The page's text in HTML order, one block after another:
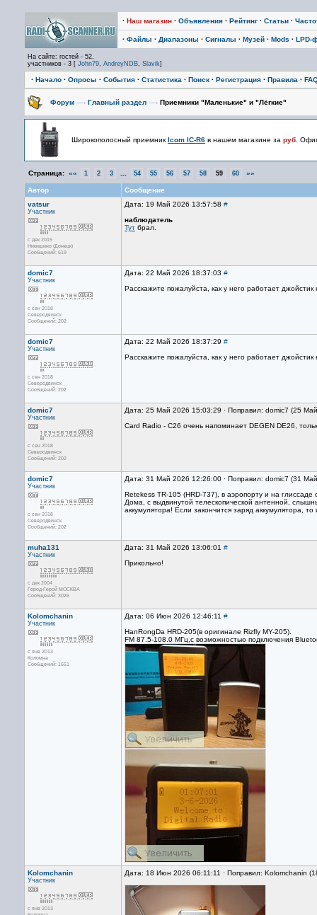
· Наш магазин · Объявления · Рейтинг · Статьи ·
· Файлы · Диапазоны · Сигналы · Музей · Mods · LPD-
На сайте: гостей - 52,
участников - 3 [ John79, AndreyNDB, Slavik]
· Начало · Опросы · События · Статистика · Поиск · Регистрация · Правила ·
Форум —› Главный раздел —› Приемники "Маленькие" и "Лёгкие"
Широкополосный приемник Icom IC-R6 в нашем магазине за руб.
Страница: «« 1 2 3 54 55 56 57 58 59 60 »»
Автор
Сообщение
vatsur
Участник
с дек 2015
Никишино (Донецк)
Сообщений: 619
Дата: 19 Май 2026 13:57:58 #
наблюдатель
Тут брал.
domic7
Участник
с сен 2018
Северодвинск
Сообщений: 202
Дата: 22 Май 2026 18:37:03 #
Расскажите пожалуйста, как у него работает джойстик
domic7
Участник
с сен 2018
Северодвинск
Сообщений: 202
Дата: 22 Май 2026 18:37:29 #
Расскажите пожалуйста, как у него работает джойстик
domic7
Участник
с сен 2018
Северодвинск
Сообщений: 202
Дата: 25 Май 2026 15:03:29 · Поправил: domic7 (25
Card Radio - C26 очень напоминает DEGEN DE26,
domic7
Участник
с сен 2018
Северодвинск
Сообщений: 202
Дата: 31 Май 2026 12:26:00 · Поправил: domic7 (31
Retekess TR-105 (HRD-737), в аэропорту и на
Дома, с выдвинутой телескопической антенной,
аккумулятора! Если закончится заряд аккумулятора,
muha131
Участник
с дек 2004
Город-Герой МОСКВА
Сообщений: 3026
Дата: 31 Май 2026 13:06:01 #
Прикольно!
Kolomchanin
Участник
с янв 2013
Коломна
Сообщений: 1651
Дата: 06 Июн 2026 12:46:11 #
HanRongDa HRD-205(в оригинале Rizfly MY-205).
FM 87.5-108.0 МГц,с возможностью подключения
Kolomchanin
Участник
с янв 2013
Дата: 18 Июн 2026 06:11:11 · Поправил: Kolomchanin